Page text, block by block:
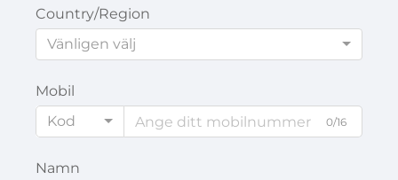
Country/Region
Vänligen välj
Mobil
Kod
0/16
Namn